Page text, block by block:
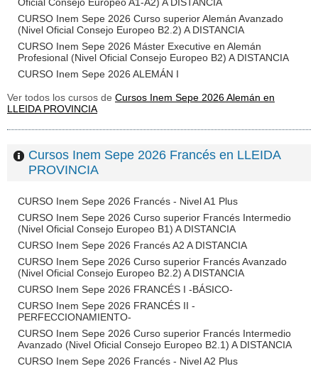
CURSO Inem Sepe 2026 Curso superior Alemán Avanzado
(Nivel Oficial Consejo Europeo B2.2) A DISTANCIA
CURSO Inem Sepe 2026 Máster Executive en Alemán
Profesional (Nivel Oficial Consejo Europeo B2) A DISTANCIA
CURSO Inem Sepe 2026 ALEMÁN I
Ver todos los cursos de Cursos Inem Sepe 2026 Alemán en
LLEIDA PROVINCIA
Cursos Inem Sepe 2026 Francés en LLEIDA
PROVINCIA
CURSO Inem Sepe 2026 Francés - Nivel A1 Plus
CURSO Inem Sepe 2026 Curso superior Francés Intermedio
(Nivel Oficial Consejo Europeo B1) A DISTANCIA
CURSO Inem Sepe 2026 Francés A2 A DISTANCIA
CURSO Inem Sepe 2026 Curso superior Francés Avanzado
(Nivel Oficial Consejo Europeo B2.2) A DISTANCIA
CURSO Inem Sepe 2026 FRANCÉS I -BÁSICO-
CURSO Inem Sepe 2026 FRANCÉS II -
PERFECCIONAMIENTO-
CURSO Inem Sepe 2026 Curso superior Francés Intermedio
Avanzado (Nivel Oficial Consejo Europeo B2.1) A DISTANCIA
CURSO Inem Sepe 2026 Francés - Nivel A2 Plus